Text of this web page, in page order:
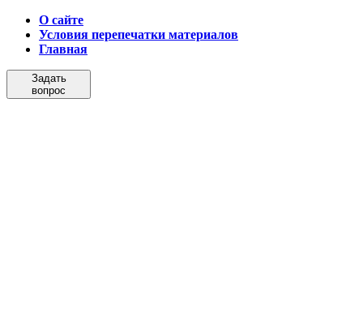
О сайте
Условия перепечатки материалов
Главная
Задать
вопрос